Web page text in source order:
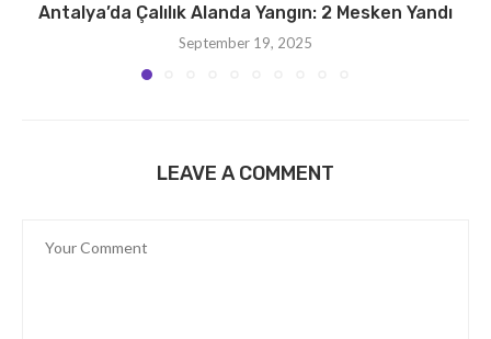
Antalya’da Çalılık Alanda Yangın: 2 Mesken Yandı
September 19, 2025
LEAVE A COMMENT